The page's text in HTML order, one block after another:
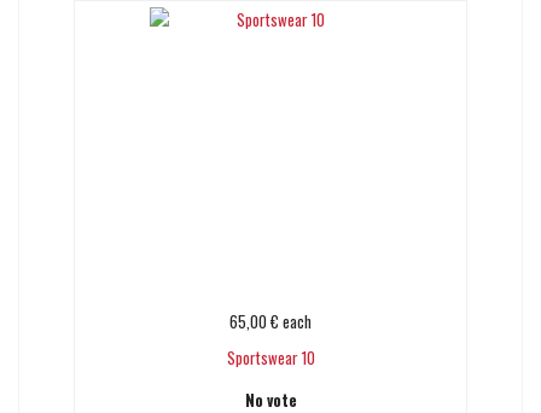
65,00 € each
Sportswear 10
No vote